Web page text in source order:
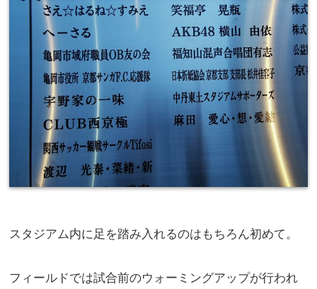
スタジアム内に足を踏み入れるのはもちろん初めて。
フィールドでは試合前のウォーミングアップが行われ